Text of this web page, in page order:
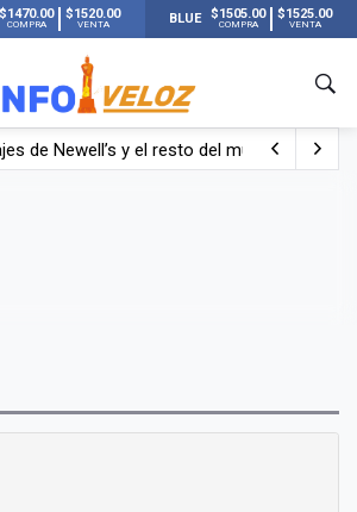
$1470.00
COMPRA
$1520.00
VENTA BLUE $1505.00
COMPRA
$1525.00
VENTA
de Newell’s y el resto del mundo del